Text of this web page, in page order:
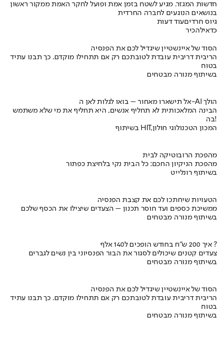
חדשות המגזר. מגיע לשטח בזמן אמת ופועל לחקר האמת ממקור ראשון
בנושאים הנוגעים לחברה החרדית
גיוס חרדיםעוד דעות
כדאילהכיר
הסוד של איינשטיין שיגדיל לכם את הפנסיה
הריבית דריבית עובדת לטובתכם רק אם תתחילו מוקדם. כך תבנו עתיד
בטוח
בשיתוף מנורה מבטחים
אל תישארו מאחור – בואו לגלות לאן ה-AI הולך
הבינה המלאכותית לא תחליף אנשים, היא תחליף את מי שלא משתמש
בה!
בשיתוף HIT,המכון הטכנולוגי חולון
מהפכת הרובוטיקה לבית
מהפכת הניקיון החכם: כל הבית נקי בלחיצת כפתור
בשיתוף רונלייט
הטעויות שיחתכו לכם את קצבת הפנסיה
ממשיכת כספים ועד חוסר תכנון – הצעדים שיצילו את הכסף שלכם
בשיתוף מנורה מבטחים
איך 200 ש"ח בחודש הופכים ל140 אלף ?
צעדים קטנים שיכולים לסגור את הבור הפנסיוני בין נשים לגברים
בשיתוף מנורה מבטחים
הסוד של איינשטיין שיגדיל לכם את הפנסיה
הריבית דריבית עובדת לטובתכם רק אם תתחילו מוקדם. כך תבנו עתיד
בטוח
בשיתוף מנורה מבטחים